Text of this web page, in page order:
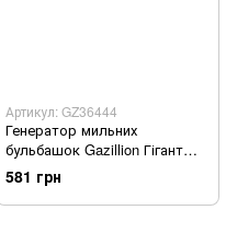
Артикул: GZ36444
Генератор мильних
бульбашок Gazillion Гігант
автоматичний бластер, в
наборі р-н 118мл GZ36444 -
Уцінка
581 грн